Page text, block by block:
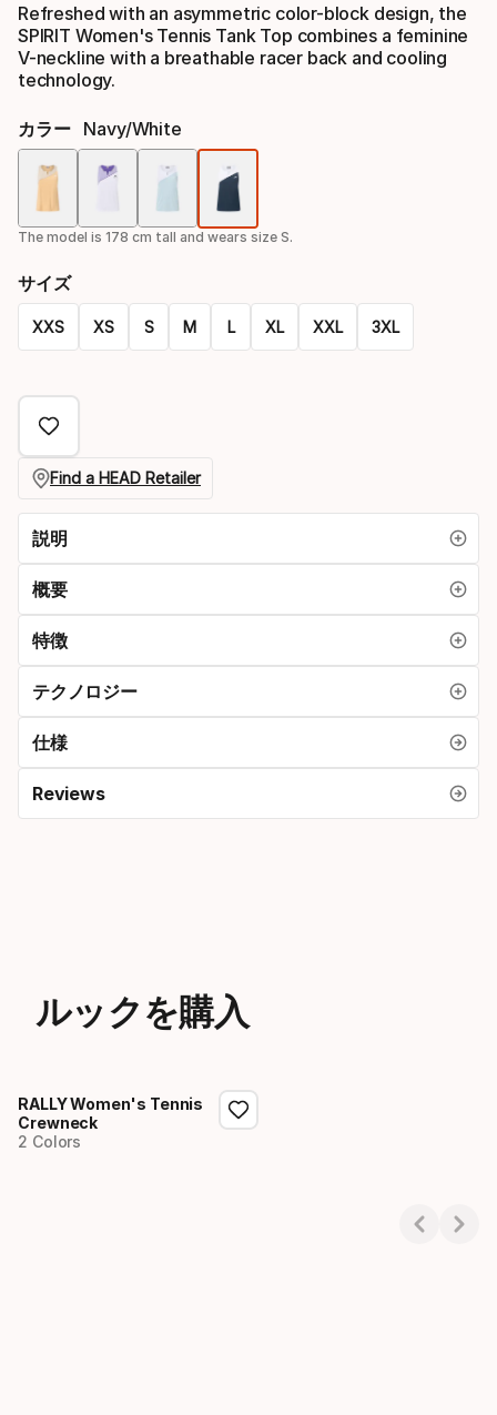
Refreshed with an asymmetric color-block design, the
SPIRIT Women's Tennis Tank Top combines a feminine
V-neckline with a breathable racer back and cooling
technology.
カラー Navy/white
オ
シ
ョ
The model is 178 cm tall and wears size S.
サイズ
XXS XS S M L XL XXL 3XL
オ
シ
ョ
ン
Find a HEAD Retailer
説明
概要
特徴
テクノロジー
仕様
Reviews
ルックを購入
RALLY Women's Tennis
Crewneck
2 Colors